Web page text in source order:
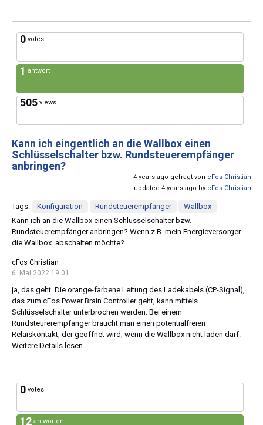
0 votes
1 antwort
505 views
Kann ich eingentlich an die Wallbox einen
Schlüsselschalter bzw. Rundsteuerempfänger
anbringen?
4 years ago gefragt von cFos Christian
updated 4 years ago by cFos Christian
Tags: Konfiguration Rundsteuerempfänger
Wallbox
Kann ich an die Wallbox einen Schlüsselschalter bzw.
Rundsteuerempfänger anbringen? Wenn z.B. mein Energieversorger
die Wallbox abschalten möchte?
cFos Christian
6. Mai 2022 19:01
ja, das geht. Die orange-farbene Leitung des Ladekabels (CP-Signal),
das zum cFos Power Brain Controller geht, kann mittels
Schlüsselschalter unterbrochen werden. Bei einem
Rundsteurerempfänger braucht man einen potentialfreien
Relaiskontakt, der geöffnet wird, wenn die Wallbox nicht laden darf.
Weitere Details lesen.
0 votes
12 antworten